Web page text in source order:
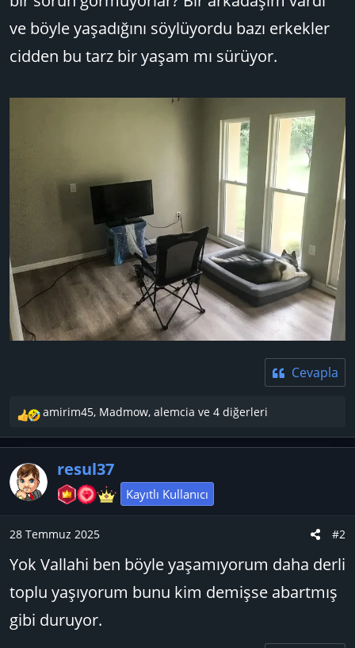
a
i
i
ve böyle yaşadığını söylüyordu bazı erkekler
cidden bu tarz bir yaşam mı sürüyor.
Cevapla
T
e
p
k
i
l
e
r
amirim45, Madmow, alemcia ve 4 diğerleri
resul37
Kayıtlı Kullanıcı
28 Temmuz 2025 #2
Yok Vallahi ben böyle yaşamıyorum daha derli
toplu yaşıyorum bunu kim demişse abartmış
gibi duruyor.